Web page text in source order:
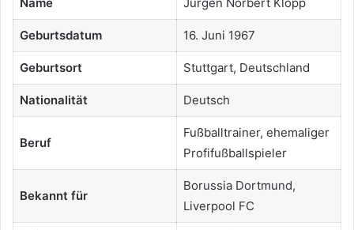
Geburtsdatum 16. Juni 1967
Geburtsort Stuttgart, Deutschland
Nationalität Deutsch
Beruf
Fußballtrainer, ehemaliger
Profifußballspieler
Bekannt für
Borussia Dortmund,
Liverpool FC